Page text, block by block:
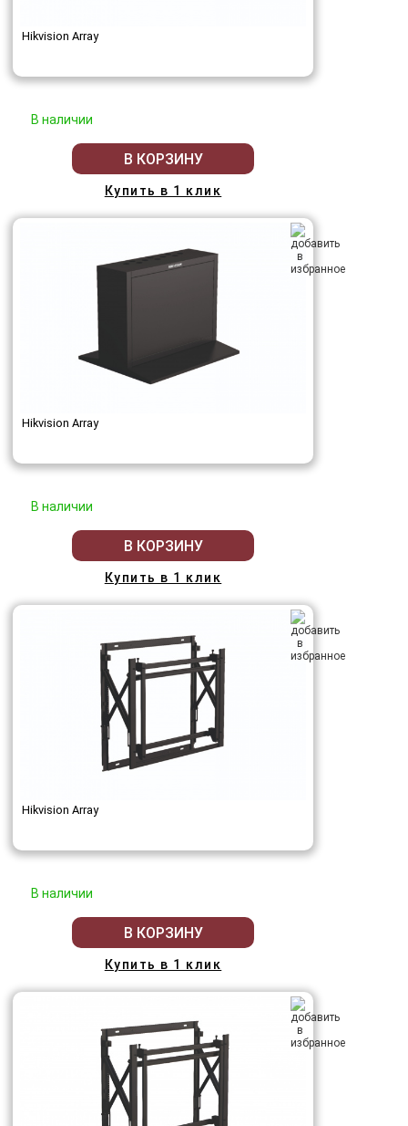
Hikvision Array
В наличии
В КОРЗИНУ
Купить в 1 клик
Hikvision Array
В наличии
В КОРЗИНУ
Купить в 1 клик
Hikvision Array
В наличии
В КОРЗИНУ
Купить в 1 клик